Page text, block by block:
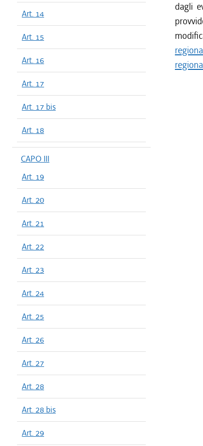
Art. 14
Art. 15
Art. 16
Art. 17
Art. 17 bis
Art. 18
CAPO III
Art. 19
Art. 20
Art. 21
Art. 22
Art. 23
Art. 24
Art. 25
Art. 26
Art. 27
Art. 28
Art. 28 bis
Art. 29
dagli